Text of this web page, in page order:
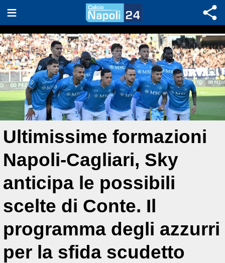
Ultimissime formazioni
Napoli-Cagliari, Sky
anticipa le possibili
scelte di Conte. Il
programma degli azzurri
per la sfida scudetto